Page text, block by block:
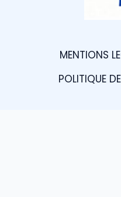
MENTIONS
POLITIQUE